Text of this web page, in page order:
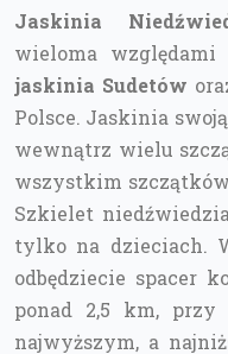
Jaskinia
wieloma względami
jaskinia Sudetów
Polsce. Jaskinia
wewnątrz wielu
wszystkim
Szkielet
tylko na dzieciach.
odbędziecie spacer
ponad 2,5 km,
najwyższym, a